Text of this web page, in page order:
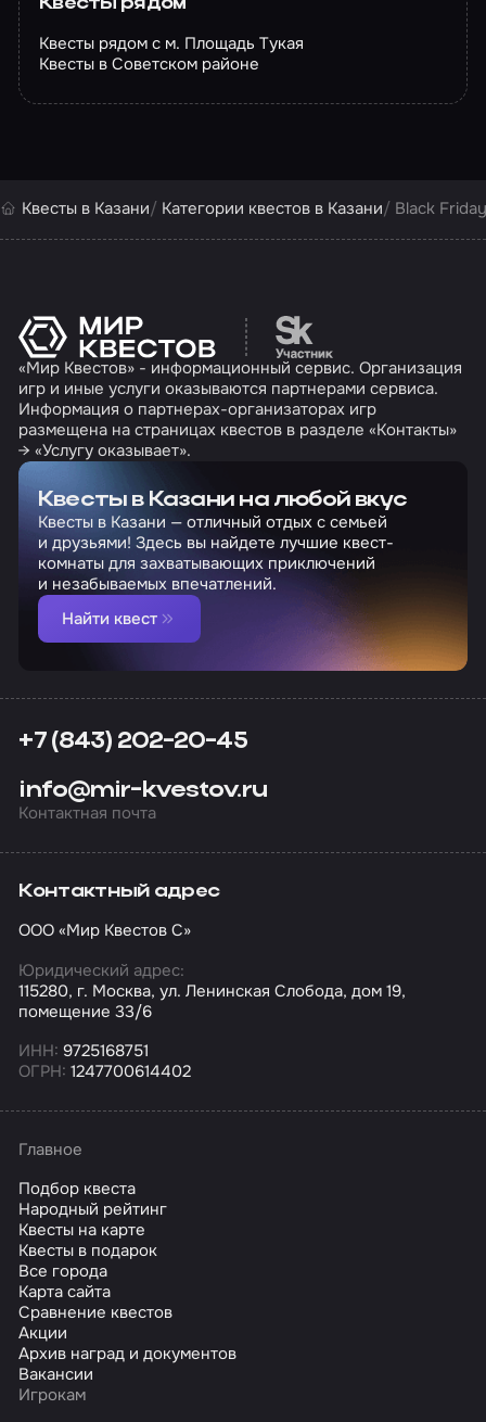
Квесты рядом
Квесты рядом с м. Площадь Тукая
Квесты в Советском районе
Квесты в Казани Категории квестов в Казани Black
Перейти на сайт
«Мир Квестов» - информационный сервис. Организация
игр и иные услуги оказываются партнерами сервиса.
Информация о партнерах-организаторах игр
размещена на страницах квестов в разделе «Контакты»
→ «Услугу оказывает».
Квесты в Казани на любой вкус
Квесты в Казани — отличный отдых с семьей
и друзьями! Здесь вы найдете лучшие квест-
комнаты для захватывающих приключений
и незабываемых впечатлений.
Найти квест
+7 (843) 202-20-45
info@mir-kvestov.ru
Контактная почта
Контактный адрес
ООО «Мир Квестов С»
Юридический адрес:
115280, г. Москва, ул. Ленинская Слобода, дом 19,
помещение 33/6
ИНН: 9725168751
ОГРН: 1247700614402
Главное
Подбор квеста
Народный рейтинг
Квесты на карте
Квесты в подарок
Все города
Карта сайта
Сравнение квестов
Акции
Архив наград и документов
Вакансии
Игрокам